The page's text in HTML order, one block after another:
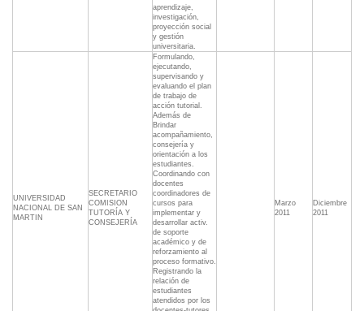
aprendizaje,
investigación,
proyección social
y gestión
universitaria.
UNIVERSIDAD
NACIONAL DE SAN
MARTIN
SECRETARIO
COMISION
TUTORÍA Y
CONSEJERÍA
Formulando,
ejecutando,
supervisando y
evaluando el plan
de trabajo de
acción tutorial.
Además de
Brindar
acompañamiento,
consejería y
orientación a los
estudiantes.
Coordinando con
docentes
coordinadores de
cursos para
implementar y
desarrollar activ.
de soporte
académico y de
reforzamiento al
proceso formativo.
Registrando la
relación de
estudiantes
atendidos por los
Marzo
2011
Diciembre
2011